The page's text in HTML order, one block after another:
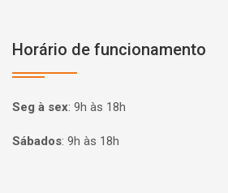
Horário de funcionamento
Seg à sex: 9h às 18h
Sábados: 9h às 18h